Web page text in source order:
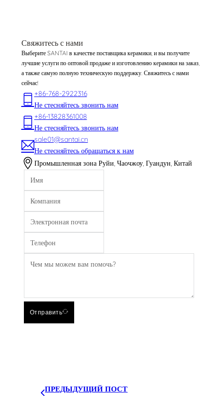
Свяжитесь с нами
Выберите SANTAI в качестве поставщика керамики, и вы получите
лучшие услуги по оптовой продаже и изготовлению керамики на заказ,
а также самую полную техническую поддержку. Свяжитесь с нами
сейчас!
+86-768-2922316
Не стесняйтесь звонить нам
+86-13828361008
Не стесняйтесь звонить нам
sale01@santai.cn
Не стесняйтесь обращаться к нам
Промышленная зона Руйи, Чаочжоу, Гуандун, Китай
Отправить
ПРЕДЫДУЩИЙ ПОСТ